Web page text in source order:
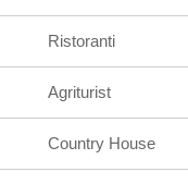
Ristoranti
Agriturist
Country House